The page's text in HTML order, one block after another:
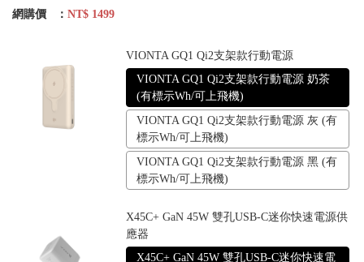
網購價 ： NT$ 1499
VIONTA GQ1 Qi2支架款行動電源
VIONTA GQ1 Qi2支架款行動電源 奶茶
(有標示Wh/可上飛機)
VIONTA GQ1 Qi2支架款行動電源 灰 (有
標示Wh/可上飛機)
VIONTA GQ1 Qi2支架款行動電源 黑 (有
標示Wh/可上飛機)
X45C+ GaN 45W 雙孔USB-C迷你快速電源供
應器
X45C+ GaN 45W 雙孔USB-C迷你快速電